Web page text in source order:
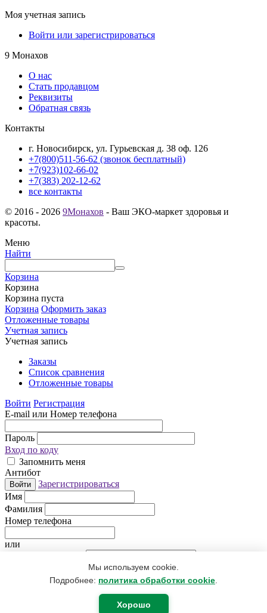
Мы используем cookie.
Подробнее: политика обработки cookie
Хорошо
Моя учетная запись
Войти или зарегистрироваться
9 Монахов
О нас
Стать продавцом
Реквизиты
Обратная связь
Контакты
г. Новосибирск, ул. Гурьевская д. 38 оф. 126
+7(800)511-56-62 (звонок бесплатный)
+7(923)102-66-02
+7(383) 202-12-62
все контакты
© 2016 - 2026 9Монахов - Ваш ЭКО-маркет здоровья и
красоты.
Меню
Найти
Корзина
Корзина
Корзина пуста
Корзина Оформить заказ
Отложенные товары
Учетная запись
Учетная запись
Заказы
Список сравнения
Отложенные товары
Войти Регистрация
E-mail или Номер телефона
Пароль
Вход по коду
Запомнить меня
Антибот
Войти
Зарегистрироваться
Имя
Фамилия
Номер телефона
или